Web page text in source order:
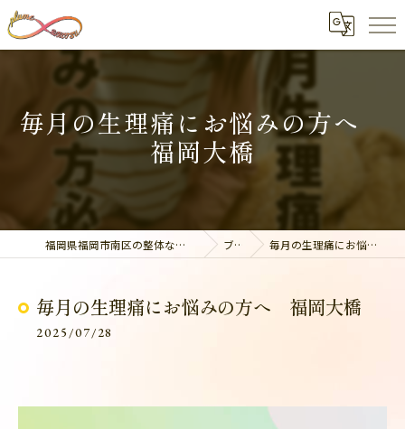
毎月の生理痛にお悩みの方へ
福岡大橋
福岡県福岡市南区の整体なら美容整骨サロン plume ブログ 毎月の生理痛にお悩みの方へ 福岡大橋
毎月の生理痛にお悩みの方へ 福岡大橋
2025/07/28